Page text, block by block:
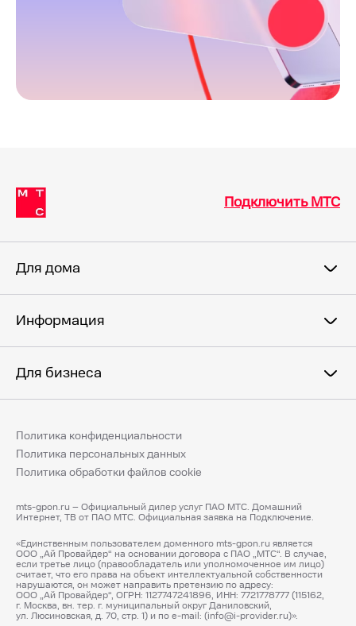
Подключить МТС
Для дома
Информация
Для бизнеса
Политика конфиденциальности
Политика персональных данных
Политика обработки файлов cookie
mts-gpon.ru – Официальный дилер услуг ПАО МТС. Домашний
Интернет, ТВ от ПАО МТС. Официальная заявка на Подключение.
«Единственным пользователем доменного mts-gpon.ru является
ООО „Ай Провайдер“ на основании договора с ПАО „МТС“. В случае,
если третье лицо (правообладатель или уполномоченное им лицо)
считает, что его права на объект интеллектуальной собственности
нарушаются, он может направить претензию по адресу:
ООО „Ай Провайдер“, ОГРН: 1127747241896, ИНН: 7721778777 (115162,
г. Москва, вн. тер. г. муниципальный округ Даниловский,
ул. Люсиновская, д. 70, стр. 1) и по e-mail: (info@i-provider.ru)».